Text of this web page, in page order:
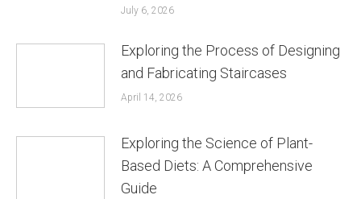
July 6, 2026
Exploring the Process of Designing
and Fabricating Staircases
April 14, 2026
Exploring the Science of Plant-
Based Diets: A Comprehensive
Guide